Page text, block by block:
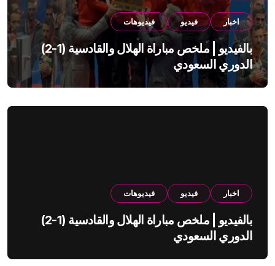
اخبار فيديو فيديوهات
بالفيديو | ملخص مباراة الهلال والقادسية (1-2)
الدوري السعودي
اخبار فيديو فيديوهات
بالفيديو | ملخص مباراة الهلال والقادسية (1-2)
الدوري السعودي